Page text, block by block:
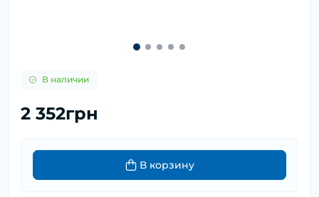
В наличии
2 352грн
В корзину